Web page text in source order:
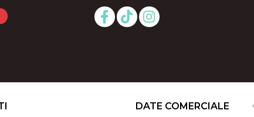
DATE COMERCIALE